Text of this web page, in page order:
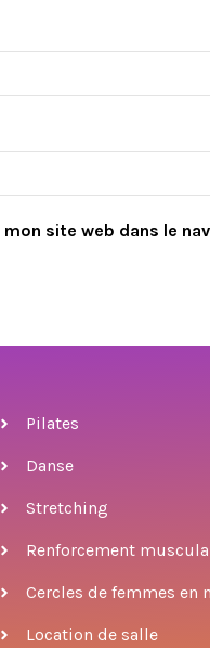
site web dans le
Pilates
Danse
Stretching
Renforcement
Cercles de femmes en
Location de salle